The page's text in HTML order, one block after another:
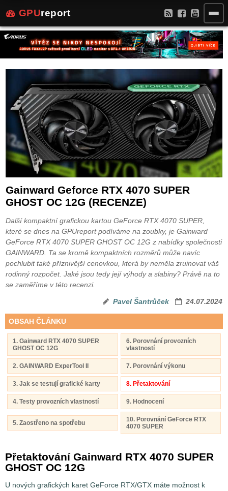
GPUreport
Gainward Geforce RTX 4070 SUPER
GHOST OC 12G (RECENZE)
Další kompaktní grafickou kartou GeForce RTX 4070 SUPER,
které se dnes na GPUreport podíváme na zoubky, je Gainward
GeForce RTX 4070 SUPER GHOST OC 12G z nabídky společnosti
GAINWARD. Ta se kromě kompaktních rozměrů může navíc
pochlubit také příznivější cenovkou, která by neměla zruinovat váš
rodinný rozpočet. Jaké jsou tedy její výhody a slabiny? Právě na to
se zaměříme v této recenzi.
Pavel Šantrůček 24.07.2024
OBSAH ČLÁNKU
1. Gainward RTX 4070 SUPER
GHOST OC 12G
6. Porovnání provozních
vlastností
2. GAINWARD ExperTool II 7. Porovnání výkonu
3. Jak se testují grafické karty 8. Přetaktování
4. Testy provozních vlastností 9. Hodnocení
5. Zaostřeno na spotřebu
10. Porovnání GeForce RTX
4070 SUPER
Přetaktování Gainward RTX 4070 SUPER
GHOST OC 12G
U nových grafických karet GeForce RTX/GTX máte možnost k